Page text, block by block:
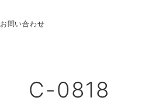
お問い合わせ
C-0818